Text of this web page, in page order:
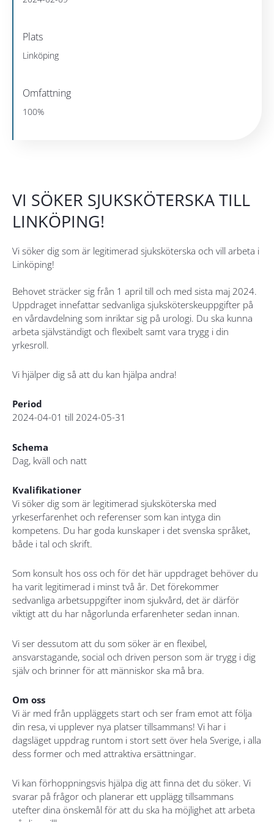
Plats
Linköping
Omfattning
100%
VI SÖKER SJUKSKÖTERSKA TILL
LINKÖPING!
Vi söker dig som är legitimerad sjuksköterska och vill arbeta i
Linköping!
Behovet sträcker sig från 1 april till och med sista maj 2024.
Uppdraget innefattar sedvanliga sjuksköterskeuppgifter på
en vårdavdelning som inriktar sig på urologi. Du ska kunna
arbeta självständigt och flexibelt samt vara trygg i din
yrkesroll.
Vi hjälper dig så att du kan hjälpa andra!
Period
2024-04-01 till 2024-05-31
Schema
Dag, kväll och natt
Kvalifikationer
Vi söker dig som är legitimerad sjuksköterska med
yrkeserfarenhet och referenser som kan intyga din
kompetens. Du har goda kunskaper i det svenska språket,
både i tal och skrift.
Som konsult hos oss och för det här uppdraget behöver du
ha varit legitimerad i minst två år. Det förekommer
sedvanliga arbetsuppgifter inom sjukvård, det är därför
viktigt att du har någorlunda erfarenheter sedan innan.
Vi ser dessutom att du som söker är en flexibel,
ansvarstagande, social och driven person som är trygg i dig
själv och brinner för att människor ska må bra.
Om oss
Vi är med från uppläggets start och ser fram emot att följa
din resa, vi upplever nya platser tillsammans! Vi har i
dagsläget uppdrag runtom i stort sett över hela Sverige, i alla
dess former och med attraktiva ersättningar.
Vi kan förhoppningsvis hjälpa dig att finna det du söker. Vi
svarar på frågor och planerar ett upplägg tillsammans
utefter dina önskemål för att du ska ha möjlighet att arbeta